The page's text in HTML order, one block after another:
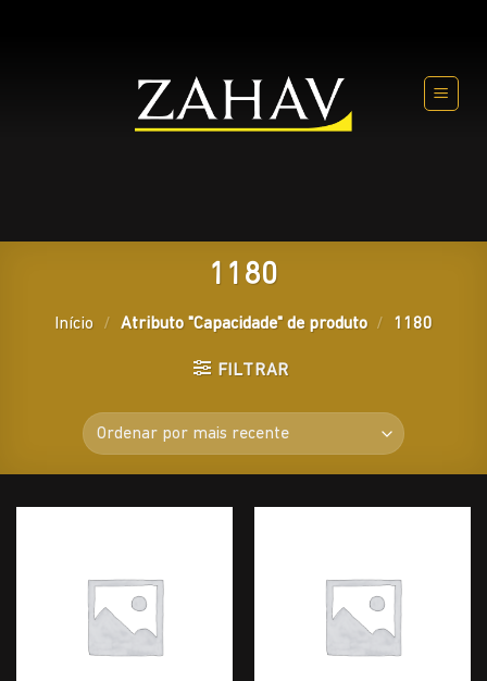
1180
Início / Atributo "Capacidade" de produto / 1180
FILTRAR